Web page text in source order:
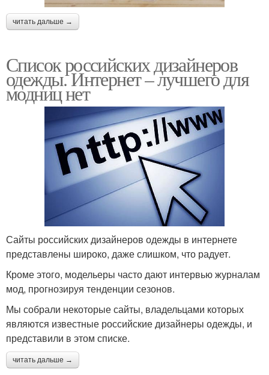
читать дальше →
Список российских дизайнеров
одежды. Интернет – лучшего для
модниц нет
Сайты российских дизайнеров одежды в интернете
представлены широко, даже слишком, что радует.
Кроме этого, модельеры часто дают интервью журналам
мод, прогнозируя тенденции сезонов.
Мы собрали некоторые сайты, владельцами которых
являются известные российские дизайнеры одежды, и
представили в этом списке.
читать дальше →